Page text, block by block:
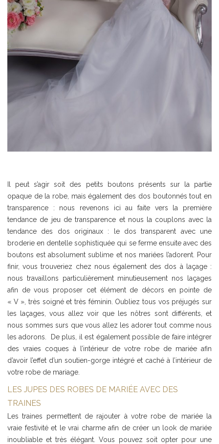
Il peut s’agir soit des petits boutons présents sur la partie
opaque de la robe, mais également des dos boutonnés tout en
transparence : nous revenons ici au faite vers la première
tendance de jeu de transparence et nous la couplons avec la
tendance des dos originaux : le dos transparent avec une
broderie en dentelle sophistiquée qui se ferme ensuite avec des
boutons est absolument sublime et nos mariées l’adorent. Pour
finir, vous trouveriez chez nous également des dos à laçage :
nous travaillons particulièrement minutieusement nos laçages
afin de vous proposer cet élément de décors en pointe de
« V », très soigné et très féminin. Oubliez tous vos préjugés sur
les laçages, vous allez voir que les nôtres sont différents, et
nous sommes surs que vous allez les adorer tout comme nous
les adorons. De plus, il est également possible de faire intégrer
des vraies coques à l’intérieur de votre robe de mariée afin
d’avoir l’effet d’un soutien-gorge intégré et caché à l’intérieur de
votre robe de mariage.
LES JUPES DES ROBES DE MARIÉE AVEC DES
TRAINES
Les traines permettent de rajouter à votre robe de mariée la
vraie festivité et le vrai charme afin de créer un look de mariée
inoubliable et très élégant. Vous pouvez soit opter pour une